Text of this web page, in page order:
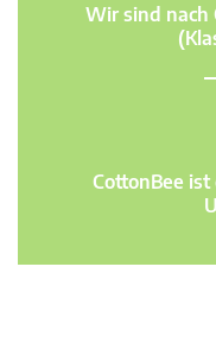
Wir sind nach
CottonBee ist